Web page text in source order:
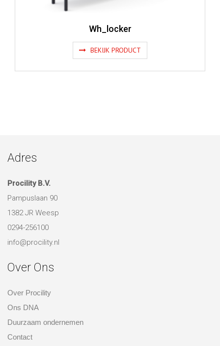
Wh_locker
BEKIJK PRODUCT
Adres
Procility B.V.
Pampuslaan 90
1382 JR Weesp
0294-256100
info@procility.nl
Over Ons
Over Procility
Ons DNA
Duurzaam ondernemen
Contact